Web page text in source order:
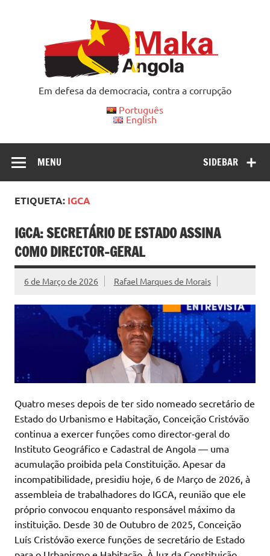
Em defesa da democracia, contra a corrupção
Português
English
SIDEBAR
MENU
ETIQUETA: IGCA
IGCA: SECRETÁRIO DE ESTADO ASSINA
COMO DIRECTOR-GERAL
6 de Março de 2026 Rafael Marques de Morais
Quatro meses depois de ter sido nomeado secretário de
Estado do Urbanismo e Habitação, Conceição Cristóvão
continua a exercer funções como director‑geral do
Instituto Geográfico e Cadastral de Angola — uma
acumulação proibida pela Constituição. Apesar da
incompatibilidade, presidiu hoje, 6 de Março de 2026, à
assembleia de trabalhadores do IGCA, reunião que ele
próprio convocou enquanto responsável máximo da
instituição. Desde 30 de Outubro de 2025, Conceição
Luís Cristóvão exerce funções de secretário de Estado